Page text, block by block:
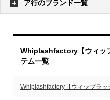
ア行のブランド一覧
Whiplashfactory【ウィッ
テム一覧
Whiplashfactory【ウィップラッ